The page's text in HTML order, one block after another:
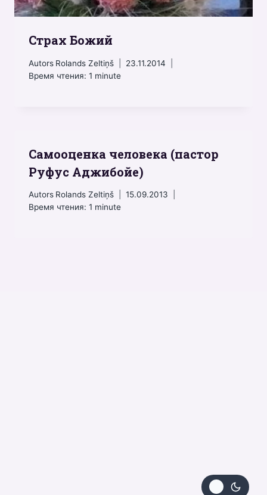
Страх Божий
Autors Rolands Zeltiņš
23.11.2014
Время чтения: 1 minute
Самооценка человека (пастор
Руфус Аджибойе)
Autors Rolands Zeltiņš
15.09.2013
Время чтения: 1 minute